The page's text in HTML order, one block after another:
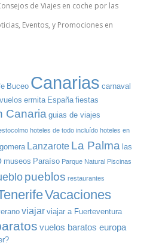
de Viajes en coche por las
Eventos, y Promociones en
Buceo Canarias carnaval
ermita España fiestas
Canaria guias de viajes
hoteles de todo incluído hoteles en
Lanzarote La Palma las
museos Paraíso Parque Natural Piscinas
pueblos restaurantes
Vacaciones
viajar viajar a Fuerteventura
vuelos baratos europa